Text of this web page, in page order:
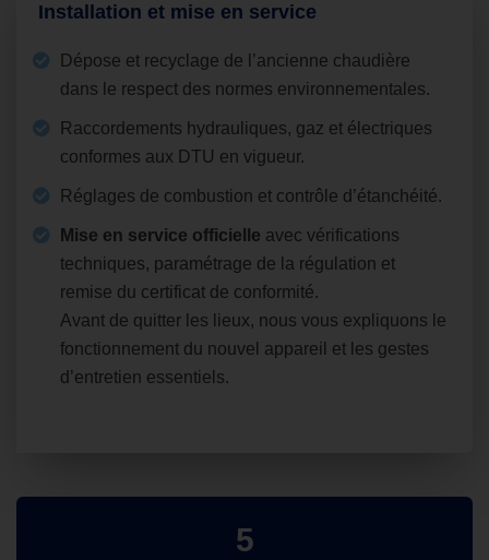
Installation et mise en service
Dépose et recyclage de l’ancienne chaudière
dans le respect des normes environnementales.
Raccordements hydrauliques, gaz et électriques
conformes aux DTU en vigueur.
Réglages de combustion et contrôle d’étanchéité.
Mise en service officielle avec vérifications
techniques, paramétrage de la régulation et
remise du certificat de conformité.
Avant de quitter les lieux, nous vous expliquons le
fonctionnement du nouvel appareil et les gestes
d’entretien essentiels.
5